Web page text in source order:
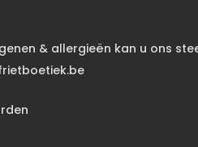
& allergieën kan u ons